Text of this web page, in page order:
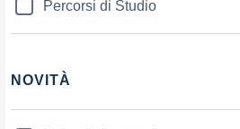
Percorsi di Studio
NOVITÀ